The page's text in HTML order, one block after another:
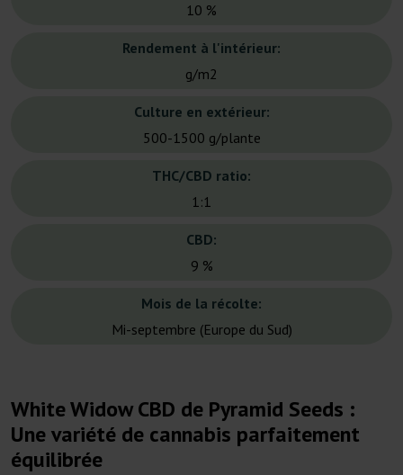
10 %
Rendement à l'intérieur:
g/m2
Culture en extérieur:
500-1500 g/plante
THC/CBD ratio:
1:1
CBD:
9 %
Mois de la récolte:
Mi-septembre (Europe du Sud)
White Widow CBD de Pyramid Seeds :
Une variété de cannabis parfaitement
équilibrée